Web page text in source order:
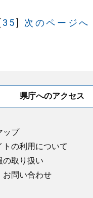
[ 35] 次のページへ
県庁へのアクセス
ップ
トの利用について
の取り扱い
お問い合わせ